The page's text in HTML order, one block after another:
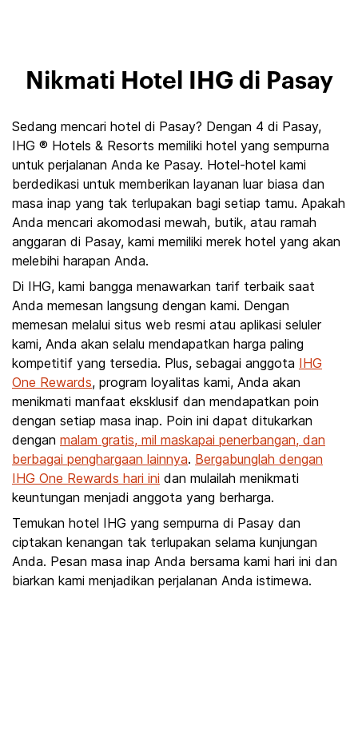
Nikmati Hotel IHG di Pasay
Sedang mencari hotel di Pasay? Dengan 4 di Pasay,
IHG ® Hotels & Resorts memiliki hotel yang sempurna
untuk perjalanan Anda ke Pasay. Hotel-hotel kami
berdedikasi untuk memberikan layanan luar biasa dan
masa inap yang tak terlupakan bagi setiap tamu. Apakah
Anda mencari akomodasi mewah, butik, atau ramah
anggaran di Pasay, kami memiliki merek hotel yang akan
melebihi harapan Anda.
Di IHG, kami bangga menawarkan tarif terbaik saat
Anda memesan langsung dengan kami. Dengan
memesan melalui situs web resmi atau aplikasi seluler
kami, Anda akan selalu mendapatkan harga paling
kompetitif yang tersedia. Plus, sebagai anggota IHG
One Rewards, program loyalitas kami, Anda akan
menikmati manfaat eksklusif dan mendapatkan poin
dengan setiap masa inap. Poin ini dapat ditukarkan
dengan malam gratis, mil maskapai penerbangan, dan
berbagai penghargaan lainnya. Bergabunglah dengan
IHG One Rewards hari ini dan mulailah menikmati
keuntungan menjadi anggota yang berharga.
Temukan hotel IHG yang sempurna di Pasay dan
ciptakan kenangan tak terlupakan selama kunjungan
Anda. Pesan masa inap Anda bersama kami hari ini dan
biarkan kami menjadikan perjalanan Anda istimewa.